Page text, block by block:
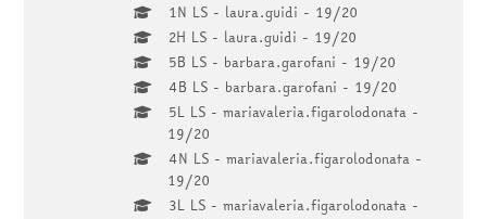
1N LS - laura.guidi - 19/20
2H LS - laura.guidi - 19/20
5B LS - barbara.garofani - 19/20
4B LS - barbara.garofani - 19/20
5L LS - mariavaleria.figarolodonata -
19/20
4N LS - mariavaleria.figarolodonata -
19/20
3L LS - mariavaleria.figarolodonata -